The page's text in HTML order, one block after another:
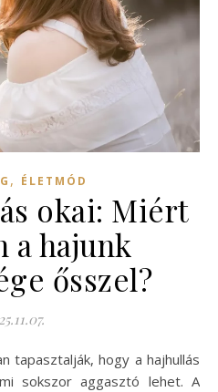
, ÉLETMÓD
okai: Miért
a hajunk
ősszel?
sokszor aggasztó lehet. A